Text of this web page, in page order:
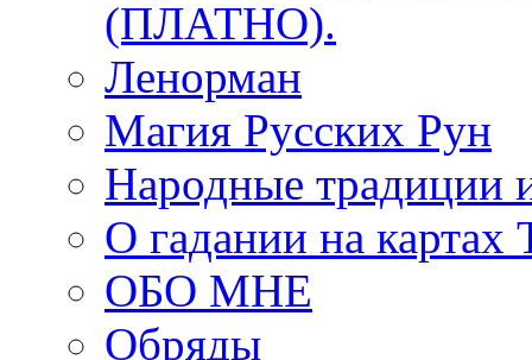
(ПЛАТНО).
Ленорман
Магия Русских Рун
Народные традиции
О гадании на картах
ОБО МНЕ
Обряды